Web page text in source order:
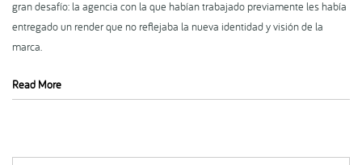
gran desafío: la agencia con la que habían trabajado previamente les había
entregado un render que no reflejaba la nueva identidad y visión de la
marca.
Read More